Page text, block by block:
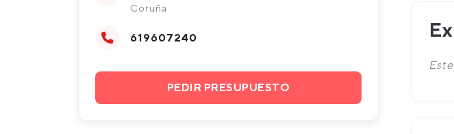
Coruña
619607240
PEDIR PRESUPUESTO